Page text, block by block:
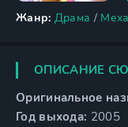
Жанр: Драма / Меха
ОПИСАНИЕ
Оригинальное
Год выхода: 2005